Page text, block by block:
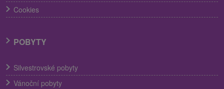
Cookies
POBYTY
Silvestrovské pobyty
Vánoční pobyty